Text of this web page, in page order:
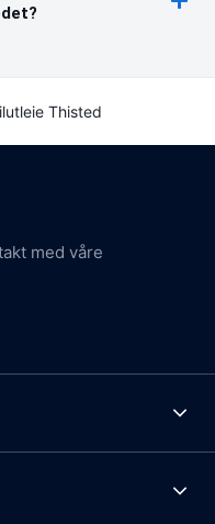
Thisted
med våre